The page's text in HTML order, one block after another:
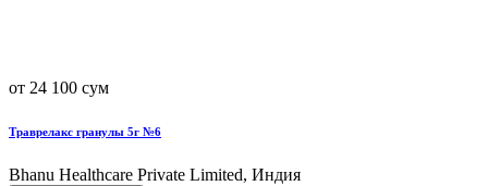
от 24 100 сум
Траврелакс гранулы 5г №6
Bhanu Healthcare Private Limited, Индия